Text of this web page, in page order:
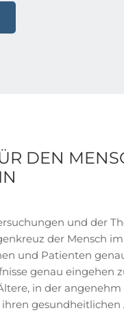
DEN
und der
der Mensch
und Patienten
genau eingehen
in der